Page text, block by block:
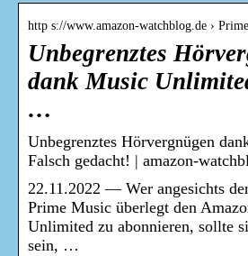
http s://www.amazon-watchblog.de › Prime
Unbegrenztes
dank Music
…
Unbegrenztes Hörvergnügen
Falsch gedacht! | amazon-
22.11.2022 — Wer angesichts
Prime Music überlegt den
Unlimited zu abonnieren, sollte
sein, …